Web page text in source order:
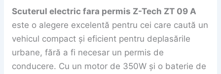
Scuterul electric fara permis Z-Tech ZT 09 A
este o alegere excelentă pentru cei care caută un
vehicul compact și eficient pentru deplasările
urbane, fără a fi necesar un permis de
conducere. Cu un motor de 350W și o baterie de